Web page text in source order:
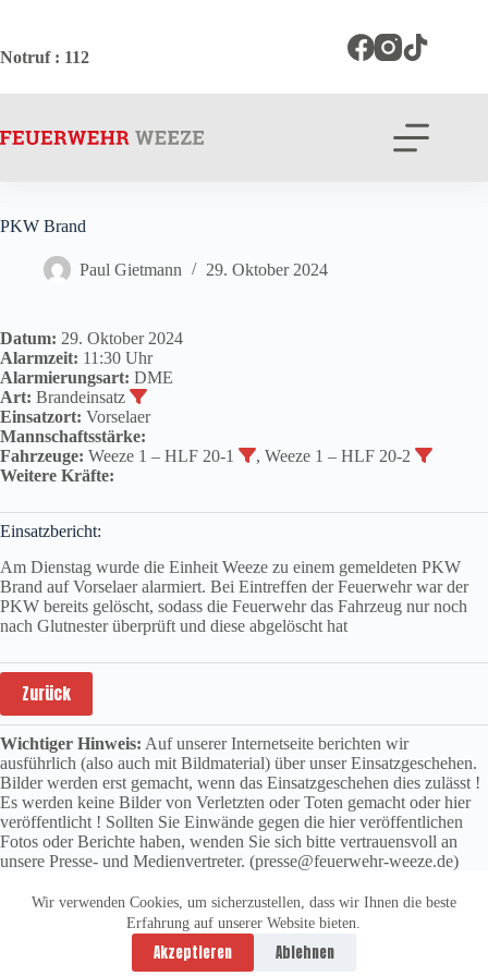
springen
Wir verwenden Cookies, um sicherzustellen, dass wir Ihnen die beste
Erfahrung auf unserer Website bieten.
Akzeptieren Ablehnen
Notruf: 112
PKW Brand
Paul Gietmann 29. Oktober 2024
Datum: 29. Oktober 2024
Alarmzeit: 11:30 Uhr
Alarmierungsart: DME
Art: Brandeinsatz
Einsatzort: Vorselaer
Mannschaftsstärke:
Fahrzeuge: Weeze 1 – HLF 20-1
, Weeze 1 – HLF 20-2
Weitere Kräfte:
Einsatzbericht:
Am Dienstag wurde die Einheit Weeze zu einem gemeldeten PKW
Brand auf Vorselaer alarmiert. Bei Eintreffen der Feuerwehr war der
PKW bereits gelöscht, sodass die Feuerwehr das Fahrzeug nur noch
nach Glutnester überprüft und diese abgelöscht hat
Zurück
Wichtiger Hinweis: Auf unserer Internetseite berichten wir
ausführlich (also auch mit Bildmaterial) über unser Einsatzgeschehen.
Bilder werden erst gemacht, wenn das Einsatzgeschehen dies zulässt !
Es werden keine Bilder von Verletzten oder Toten gemacht oder hier
veröffentlicht ! Sollten Sie Einwände gegen die hier veröffentlichen
Fotos oder Berichte haben, wenden Sie sich bitte vertrauensvoll an
unsere Presse- und Medienvertreter. (presse@feuerwehr-weeze.de)
Datenschutzerklärung
Impressum
Copyright © 2026 -
vitolution